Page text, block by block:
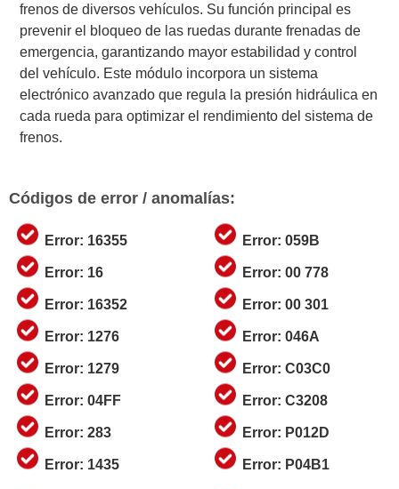
frenos de diversos vehículos. Su función principal es
prevenir el bloqueo de las ruedas durante frenadas de
emergencia, garantizando mayor estabilidad y control
del vehículo. Este módulo incorpora un sistema
electrónico avanzado que regula la presión hidráulica en
cada rueda para optimizar el rendimiento del sistema de
frenos.
Códigos de error / anomalías:
Error: 16355
Error: 16
Error: 16352
Error: 1276
Error: 1279
Error: 04FF
Error: 283
Error: 1435
Error: 059B
Error: 00 778
Error: 00 301
Error: 046A
Error: C03C0
Error: C3208
Error: P012D
Error: P04B1